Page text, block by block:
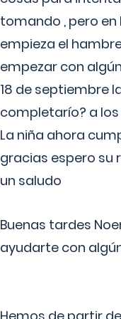
tomando , pero en
empieza el
empezar con
18 de septiembre
completarío? a los
La niña ahora
gracias espero su
un saludo
Buenas tardes
ayudarte con